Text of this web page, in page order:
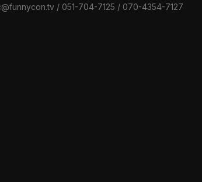
/ 051-704-7125 / 070-4354-7127